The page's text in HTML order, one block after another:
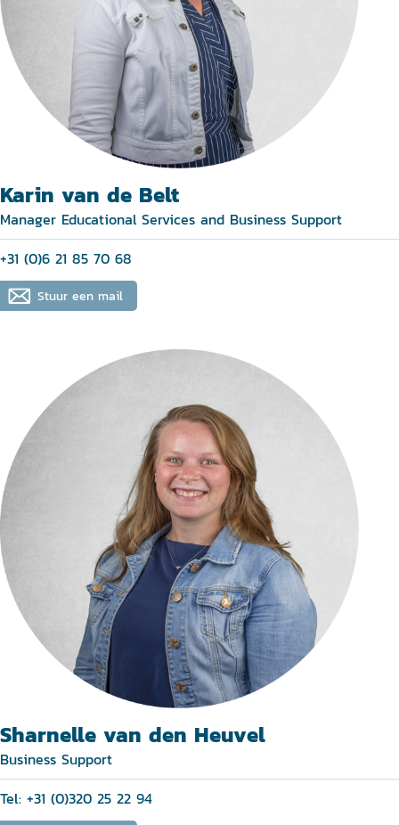
Karin van de Belt
Manager Educational Services and Business Support
+31 (0)6 21 85 70 68
Stuur een mail
Sharnelle van den Heuvel
Business Support
Tel: +31 (0)320 25 22 94